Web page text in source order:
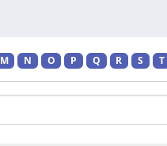
M N O P Q R S T